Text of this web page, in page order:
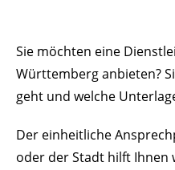
Sie möchten eine
Württemberg anbieten?
geht und welche
Der einheitliche
oder der Stadt hilft Ihnen